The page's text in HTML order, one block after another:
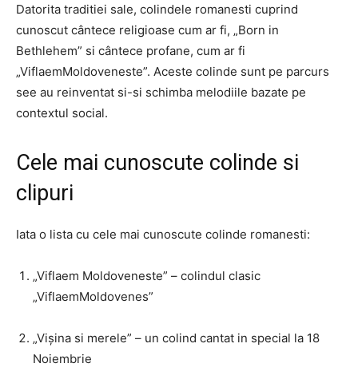
Datorita traditiei sale, colindele romanesti cuprind
cunoscut cântece religioase cum ar fi, „Born in
Bethlehem” si cântece profane, cum ar fi
„ViflaemMoldoveneste”. Aceste colinde sunt pe parcurs
see au reinventat si-si schimba melodiile bazate pe
contextul social.
Cele mai cunoscute colinde si
clipuri
Iata o lista cu cele mai cunoscute colinde romanesti:
„Viflaem Moldoveneste” – colindul clasic
„ViflaemMoldovenes”
„Vișina si merele” – un colind cantat in special la 18
Noiembrie